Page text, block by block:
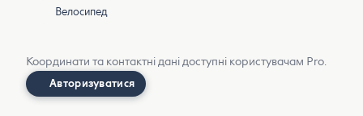
Велосипед
Координати та контактні дані доступні користувачам Pro.
Авторизуватися